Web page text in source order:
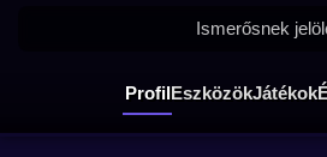
ProfilEszközökJátékok
Ismerősnek